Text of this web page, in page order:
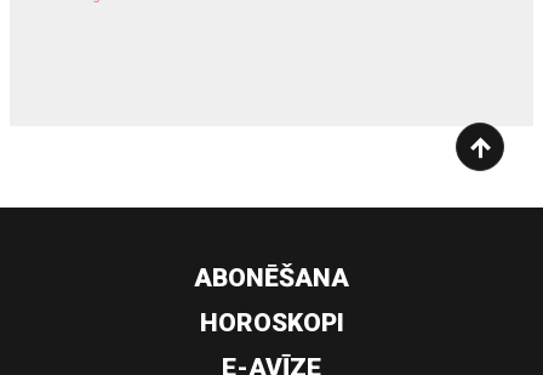
ABONĒŠANA
HOROSKOPI
E-AVĪZE